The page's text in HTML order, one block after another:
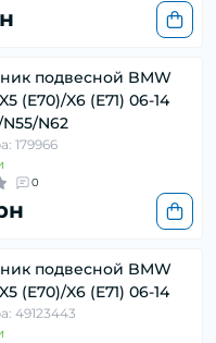
подвесной BMW
(E70)/X6 (E71) 06-14
N62
179966
0
подвесной BMW
(E70)/X6 (E71) 06-14
49123443